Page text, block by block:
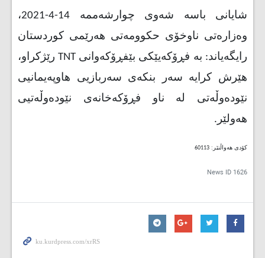
شایانی باسە شەوی چوارشەممە 14-4-2021،
وەزارەتی ناوخۆی حکوومەتی هەرێمی کوردستان
رایگەیاند: بە فڕۆکەیێکی بێفڕۆکەوانی TNTرێژکراو،
هێرش کرایە سەر بنکەی سەربازیی هاوپەیمانیی
نێودەوڵەتی لە ناو فڕۆکەخانەی نێودەوڵەتیی
هەولێر .
کۆدی هەواڵنێر: 60113
News ID 1626